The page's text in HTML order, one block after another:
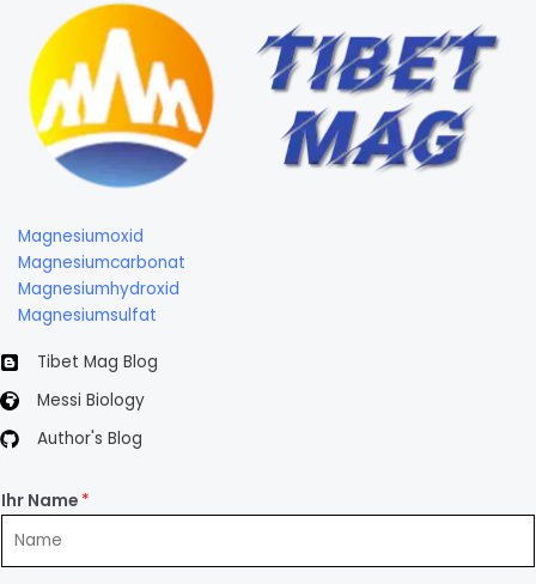
Magnesiumoxid
Magnesiumcarbonat
Magnesiumhydroxid
Magnesiumsulfat
Tibet Mag Blog
Messi Biology
Author's Blog
Ihr Name *